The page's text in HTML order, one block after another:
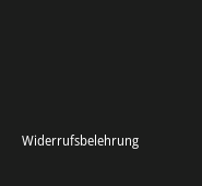
Widerrufsbelehrung